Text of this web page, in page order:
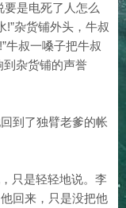
要是电死了人怎么
!”杂货铺外头，牛叔
牛叔一嗓子把牛叔
到杂货铺的声誉
到了独臂老爹的帐
只是轻轻地说。李
回来，只是没把他